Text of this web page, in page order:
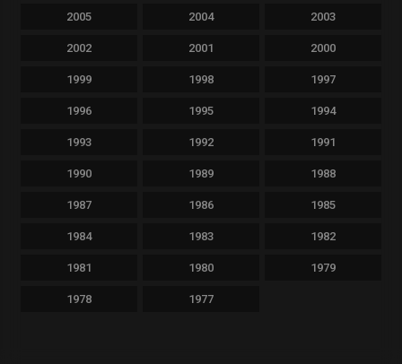
2005 2004 2003
2002 2001 2000
1999 1998 1997
1996 1995 1994
1993 1992 1991
1990 1989 1988
1987 1986 1985
1984 1983 1982
1981 1980 1979
1978 1977